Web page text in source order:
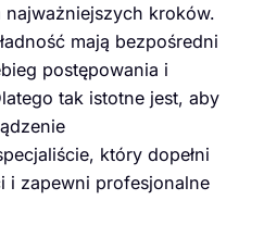
kroków.
mają bezpośredni
postępowania i
tak istotne jest, aby
który dopełni
i zapewni profesjonalne